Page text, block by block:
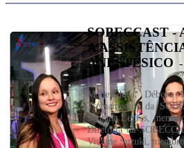
SOBECCAST -
A
ANESTÉSICO -
Moderadora: Débora
Treinamentos da
Santana Lemos,
Diretoria da SOBECC
Viviane Suzuki,